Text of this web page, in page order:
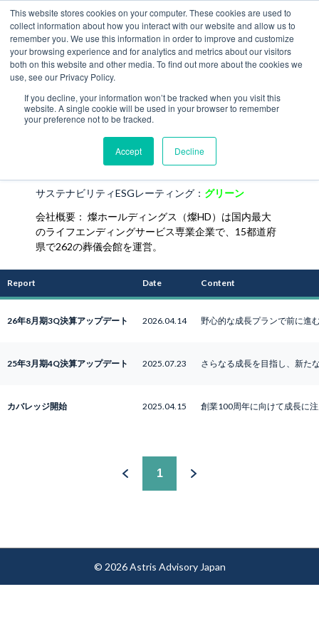
This website stores cookies on your computer. These cookies are used to
collect information about how you interact with our website and allow us to
remember you. We use this information in order to improve and customize
your browsing experience and for analytics and metrics about our visitors
both on this website and other media. To find out more about the cookies we
use, see our Privacy Policy.
If you decline, your information won’t be tracked when you visit this
website. A single cookie will be used in your browser to remember
your preference not to be tracked.
Accept Decline
JP
燦ホールディングス株式会社
（9628）
セクター： 葬儀サービスおよび関連用品、多様化消費
サステナビリティESGレーティング： グリーン
会社概要： 燦ホールディングス（燦HD）は国内最大
のライフエンディングサービス専業企業で、15都道府
県で262の葬儀会館を運営。
Report Date Content
26年8月期3Q決算アップデート 2026.04.14 野心的な成長プランで前に進
25年3月期4Q決算アップデート 2025.07.23 さらなる成長を目指し、新た
カバレッジ開始 2025.04.15 創業100周年に向けて成長に
1
© 2026 Astris Advisory Japan